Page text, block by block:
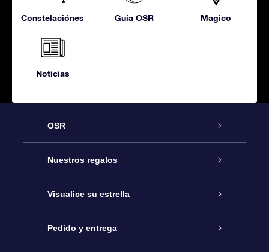
Constelaciónes Guía OSR Magico
Noticias
OSR
Atención
Contáctanos
Blog
Nuestros regalos
Regalo Estrella Online
Paquete de Regalo OSR
Visualice su estrella
Registro estelar
Pedido y entrega